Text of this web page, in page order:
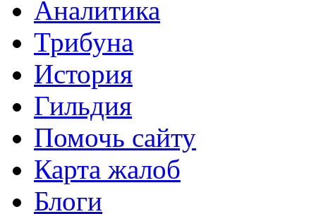
Аналитика
Трибуна
История
Гильдия
Помочь сайту
Карта жалоб
Блоги